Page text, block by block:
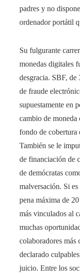
padres y no
ordenador portátil
Su fulgurante
monedas digitales
desgracia. SBF, de
de fraude
supuestamente en
cambio de
fondo de cobertura
También se le
de financiación de
de demócratas
malversación. Si
pena máxima de
más vinculados al
muchas
colaboradores más
declarado
juicio. Entre los